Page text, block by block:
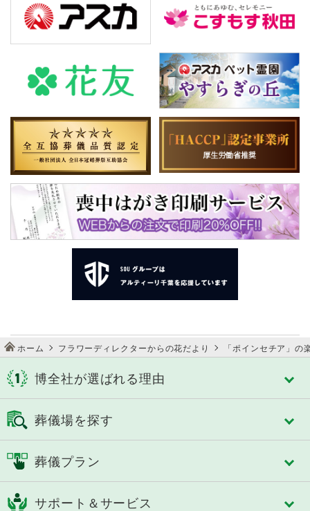
ホーム フラワーディレクターからの花だより 「ポインセチア」の
博全社が選ばれる理由
博全社の特長
3タイプのセレモニーホール
スタイルで選べる式場
人づくり（人材教育）
葬儀場を探す
成田市
四街道市
市原市
船橋市
葬儀プラン
サポート＆サービス